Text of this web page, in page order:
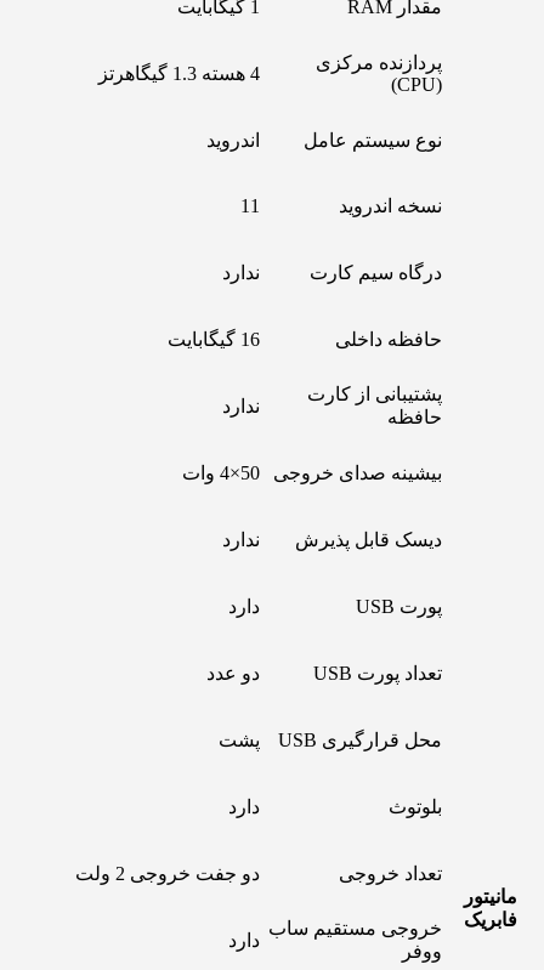
مانیتور
فابریک
مقدار RAM 1 گیگابایت
پردازنده مرکزی
(CPU)
4 هسته 1.3 گیگاهرتز
نوع سیستم عامل اندروید
نسخه اندروید 11
درگاه سیم کارت ندارد
حافظه داخلی 16 گیگابایت
پشتیبانی از کارت
حافظه
ندارد
بیشینه صدای خروجی 50×4 وات
دیسک قابل پذیرش ندارد
پورت USB دارد
تعداد پورت USB دو عدد
محل قرارگیری USB پشت
بلوتوث دارد
تعداد خروجی دو جفت خروجی 2 ولت
خروجی مستقیم ساب
ووفر
دارد